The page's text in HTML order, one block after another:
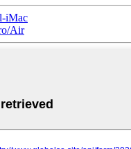
iMac
Air